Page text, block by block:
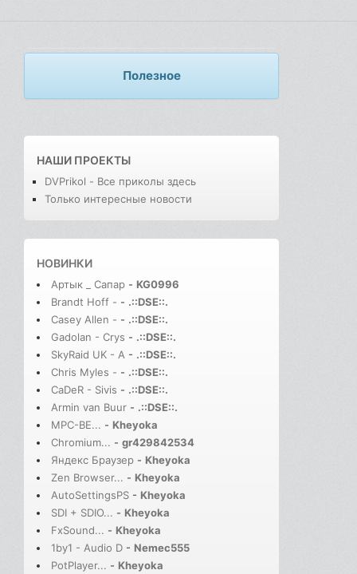
Полезное
НАШИ ПРОЕКТЫ
DVPrikol - Все приколы здесь
Только интересные новости
НОВИНКИ
Артык _ Сапар - KG0996
Brandt Hoff - - .::DSE::.
Casey Allen - - .::DSE::.
Gadolan - Crys - .::DSE::.
SkyRaid UK - A - .::DSE::.
Chris Myles - - .::DSE::.
CaDeR - Sivis - .::DSE::.
Armin van Buur - .::DSE::.
MPC-BE... - Kheyoka
Chromium... - gr429842534
Яндекс Браузер - Kheyoka
Zen Browser... - Kheyoka
AutoSettingsPS - Kheyoka
SDI + SDIO... - Kheyoka
FxSound... - Kheyoka
1by1 - Audio D - Nemec555
PotPlayer... - Kheyoka